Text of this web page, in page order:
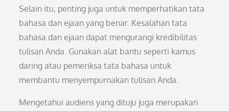
Selain itu, penting juga untuk memperhatikan tata
bahasa dan ejaan yang benar. Kesalahan tata
bahasa dan ejaan dapat mengurangi kredibilitas
tulisan Anda. Gunakan alat bantu seperti kamus
daring atau pemeriksa tata bahasa untuk
membantu menyempurnakan tulisan Anda.
Mengetahui audiens yang dituju juga merupakan